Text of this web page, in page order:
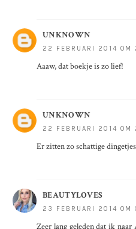
UNKNOWN
22 FEBRUARI 2014 OM
Aaaw, dat boekje is zo lief!
UNKNOWN
22 FEBRUARI 2014 OM
Er zitten zo schattige
BEAUTYLOVES
23 FEBRUARI 2014 OM
Zeer lang geleden dat ik